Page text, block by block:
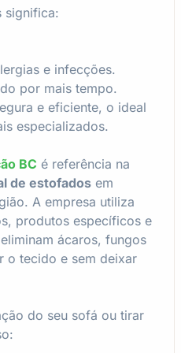
significa:
e infecções.
por mais tempo.
e eficiente, o ideal
especializados.
BC é referência na
de estofados em
A empresa utiliza
produtos específicos e
ácaros, fungos
o tecido e sem deixar
do seu sofá ou tirar